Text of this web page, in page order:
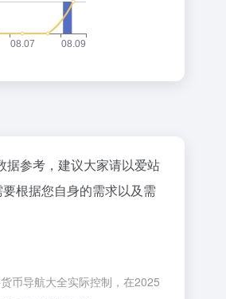
据参考，建议大家请以爱站
根据您自身的需求以及需
币导航大全实际控制，在2025